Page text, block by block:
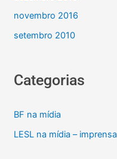
novembro 2016
setembro 2010
Categorias
BF na mídia
LESL na mídia – imprensa